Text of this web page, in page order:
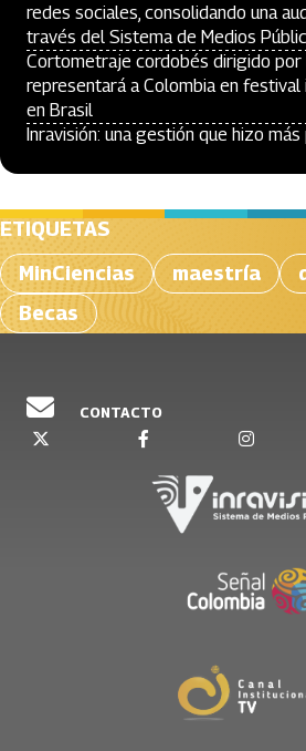
redes sociales, consolidando una
través del Sistema de Medios
Cortometraje cordobés dirigido por
representará a Colombia en festival
en Brasil
Inravisión: una gestión que hizo
ETIQUETAS
MinCiencias
maestría
Becas
CONTACTO